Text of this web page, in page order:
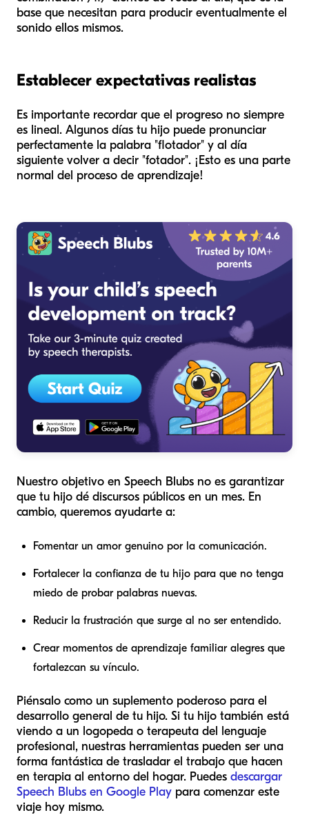
base que necesitan para producir eventualmente el
sonido ellos mismos.
Establecer expectativas realistas
Es importante recordar que el progreso no siempre
es lineal. Algunos días tu hijo puede pronunciar
perfectamente la palabra "flotador" y al día
siguiente volver a decir "fotador". ¡Esto es una parte
normal del proceso de aprendizaje!
Nuestro objetivo en Speech Blubs no es garantizar
que tu hijo dé discursos públicos en un mes. En
cambio, queremos ayudarte a:
Fomentar un amor genuino por la comunicación.
Fortalecer la confianza de tu hijo para que no tenga
miedo de probar palabras nuevas.
Reducir la frustración que surge al no ser entendido.
Crear momentos de aprendizaje familiar alegres que
fortalezcan su vínculo.
Piénsalo como un suplemento poderoso para el
desarrollo general de tu hijo. Si tu hijo también está
viendo a un logopeda o terapeuta del lenguaje
profesional, nuestras herramientas pueden ser una
forma fantástica de trasladar el trabajo que hacen
en terapia al entorno del hogar. Puedes descargar
Speech Blubs en Google Play para comenzar este
viaje hoy mismo.